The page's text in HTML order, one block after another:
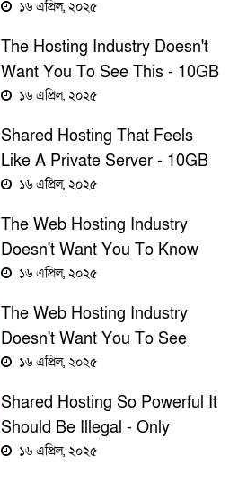
$2.45/Year!
১৬ এপ্রিল, ২০২৫
The Hosting Industry Doesn't
Want You To See This - 10GB
NVMe For $3.68/Year!
১৬ এপ্রিল, ২০২৫
Shared Hosting That Feels
Like A Private Server - 10GB
NVMe For $3.68/Year!
১৬ এপ্রিল, ২০২৫
The Web Hosting Industry
Doesn't Want You To Know
This - 5GB NVMe For
১৬ এপ্রিল, ২০২৫
The Web Hosting Industry
Doesn't Want You To See
This - 10GB NVMe For
১৬ এপ্রিল, ২০২৫
Shared Hosting So Powerful It
Should Be Illegal - Only
$2.45/Year!
১৬ এপ্রিল, ২০২৫